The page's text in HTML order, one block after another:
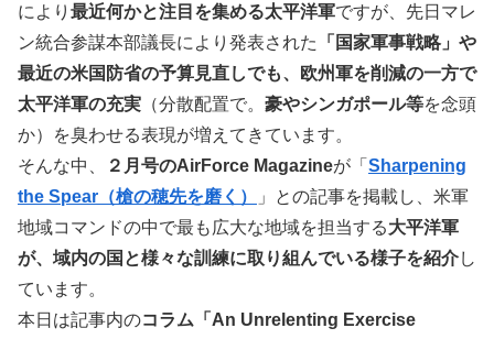
により 最近何かと注目を集める太平洋軍ですが、先日マレ
ン統合参謀本部議長により発表された
「国家軍事戦略」や
最近の米国防省の予算見直しでも、欧州軍を削減の一方で
太平洋軍の充実 （分散配置で。 豪やシンガポール等を念頭
か）を臭わせる表現が増えてきています。
そんな中、
２月号のAirForce Magazineが「 Sharpening
the Spear（槍の穂先を磨く）
」との記事を掲載し、米軍
地域コマンドの中で最も広大な地域を担当する大平洋軍
が、域内の国と様々な訓練に取り組んでいる様子を紹介し
ています。
本日は記事内のコラム「An Unrelenting Exercise